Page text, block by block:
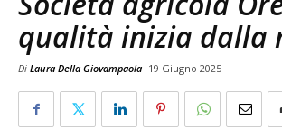
qualità inizia dalla
Di Laura Della Giovampaola 19 Giugno 2025